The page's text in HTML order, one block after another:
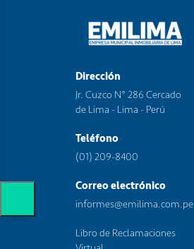
Dirección
Jr. Cuzco N° 286 Cercado
de Lima - Lima - Perú
Teléfono
(01) 209-8400
Correo electrónico
informes@emilima.com.pe
Libro de Reclamaciones